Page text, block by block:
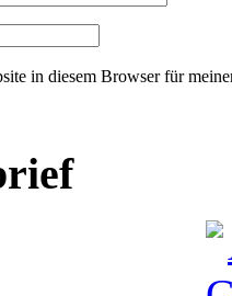
in diesem Browser für